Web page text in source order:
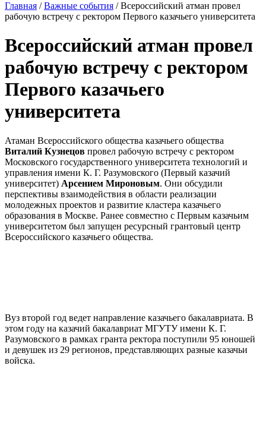
Главная / Важные события / Всероссийский атман провел
рабочую встречу с ректором Первого казачьего университета
Всероссийский атман провел
рабочую встречу с ректором
Первого казачьего
университета
Атаман Всероссийского общества казачьего общества
Виталий Кузнецов провел рабочую встречу с ректором
Московского государственного университета технологий и
управления имени К. Г. Разумовского (Первый казачий
университет) Арсением Мироновым. Они обсудили
перспективы взаимодействия в области реализации
молодежных проектов и развитие кластера казачьего
образования в Москве. Ранее совместно с Первым казачьим
университетом был запущен ресурсный грантовый центр
Всероссийского казачьего общества.
Вуз второй год ведет направление казачьего бакалавриата. В
этом году на казачий бакалавриат МГУТУ имени К. Г.
Разумовского в рамках гранта ректора поступили 95 юношей
и девушек из 29 регионов, представляющих разные казачьи
войска.